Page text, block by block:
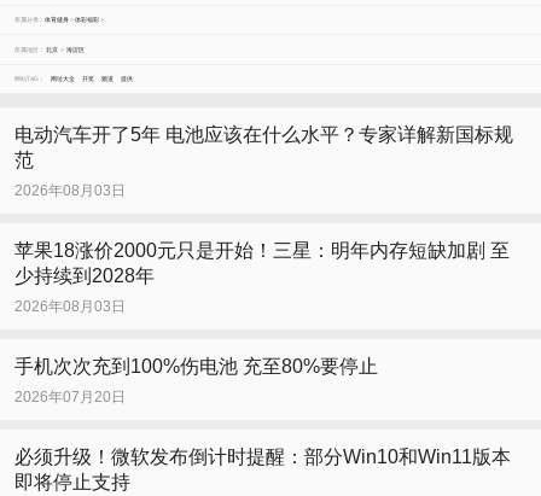
所属分类： 体育健身>体彩福彩>
所属地区： 北京> 海淀区
网站TAG： 网址大全 开奖 频道 提供
电动汽车开了5年 电池应该在什么水平？专家详解新国标规
范
2026年08月03日
苹果18涨价2000元只是开始！三星：明年内存短缺加剧 至
少持续到2028年
2026年08月03日
手机次次充到100%伤电池 充至80%要停止
2026年07月20日
必须升级！微软发布倒计时提醒：部分Win10和Win11版本
即将停止支持